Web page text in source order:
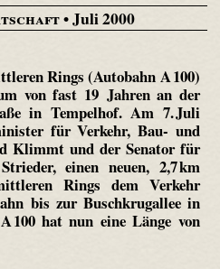
• Juli 2000
Rings (Autobahn A 100)
von fast 19 Jahren an der
in Tempelhof. Am 7. Juli
für Verkehr, Bau- und
Klimmt und der Senator für
einen neuen, 2,7 km
Rings dem Verkehr
bis zur Buschkrugallee in
100 hat nun eine Länge von